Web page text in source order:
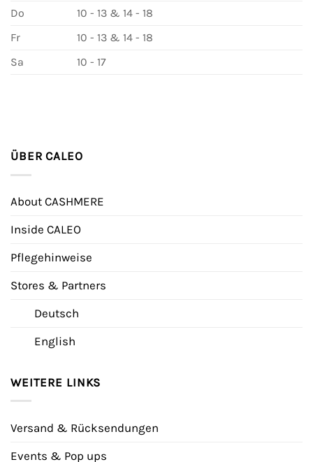
Do
10 - 13 & 14 - 18
Fr
10 - 13 & 14 - 18
Sa
10 - 17
ÜBER CALEO
About CASHMERE
Inside CALEO
Pflegehinweise
Stores & Partners
Deutsch
English
WEITERE LINKS
Versand & Rücksendungen
Events & Pop ups